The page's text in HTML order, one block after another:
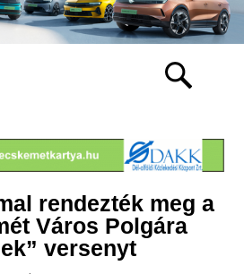
rendezték meg a
Város Polgára
versenyt